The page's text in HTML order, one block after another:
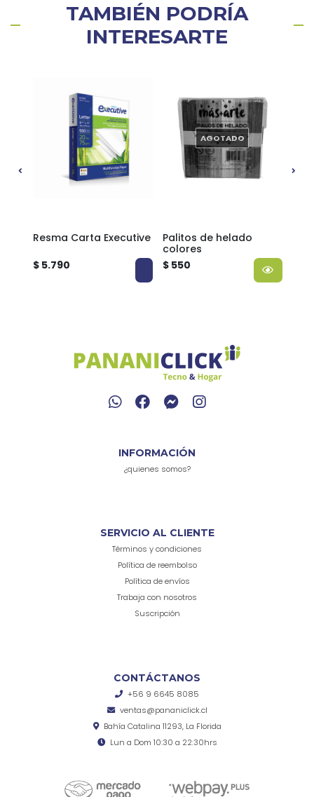
TAMBIÉN PODRÍA
INTERESARTE
Resma Carta Executive
$ 5.790
AGOTADO
Palitos de helado
colores
$ 550
INFORMACIÓN
¿quienes somos?
SERVICIO AL CLIENTE
Términos y condiciones
Política de reembolso
Política de envíos
Trabaja con nosotros
Suscripción
CONTÁCTANOS
+56 9 6645 8085
ventas@pananiclick.cl
Bahía Catalina 11293, La Florida
Lun a Dom 10:30 a 22:30hrs